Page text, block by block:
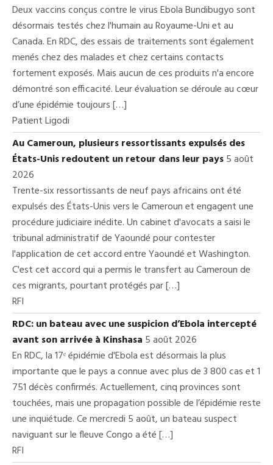
Deux vaccins conçus contre le virus Ebola Bundibugyo sont
désormais testés chez l'humain au Royaume-Uni et au
Canada. En RDC, des essais de traitements sont également
menés chez des malades et chez certains contacts
fortement exposés. Mais aucun de ces produits n'a encore
démontré son efficacité. Leur évaluation se déroule au cœur
d’une épidémie toujours […]
Patient Ligodi
Au Cameroun, plusieurs ressortissants expulsés des
États-Unis redoutent un retour dans leur pays5 août
2026
Trente-six ressortissants de neuf pays africains ont été
expulsés des États-Unis vers le Cameroun et engagent une
procédure judiciaire inédite. Un cabinet d'avocats a saisi le
tribunal administratif de Yaoundé pour contester
l'application de cet accord entre Yaoundé et Washington.
C'est cet accord qui a permis le transfert au Cameroun de
ces migrants, pourtant protégés par […]
RFI
RDC: un bateau avec une suspicion d’Ebola intercepté
avant son arrivée à Kinshasa 5 août 2026
En RDC, la 17ᵉ épidémie d'Ebola est désormais la plus
importante que le pays a connue avec plus de 3 800 cas et 1
751 décès confirmés. Actuellement, cinq provinces sont
touchées, mais une propagation possible de l’épidémie reste
une inquiétude. Ce mercredi 5 août, un bateau suspect
naviguant sur le fleuve Congo a été […]
RFI